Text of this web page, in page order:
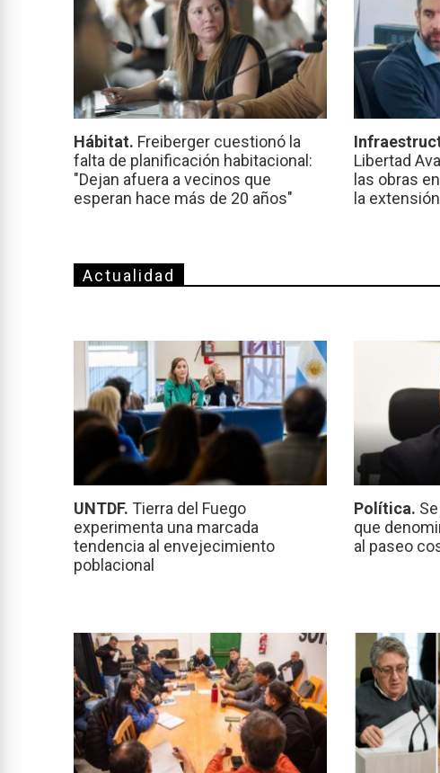
Hábitat. Freiberger cuestionó la
falta de planificación habitacional:
"Dejan afuera a vecinos que
esperan hace más de 20 años"
Libertad
las obras
la
Actualidad
UNTDF. Tierra del Fuego
experimenta una marcada
tendencia al envejecimiento
poblacional
Política.
que
al paseo